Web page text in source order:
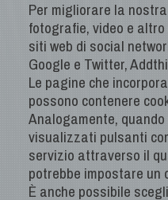
Per migliorare la
fotografie, video e
siti web di social
Google e Twitter,
Le pagine che
possono contenere
Analogamente,
visualizzati pulsanti
servizio attraverso il
potrebbe impostare
È anche possibile